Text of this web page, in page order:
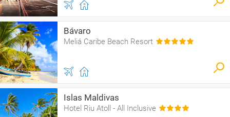
Bávaro
Meliá Caribe Beach Resort
Islas Maldivas
Hotel Riu Atoll - All Inclusive